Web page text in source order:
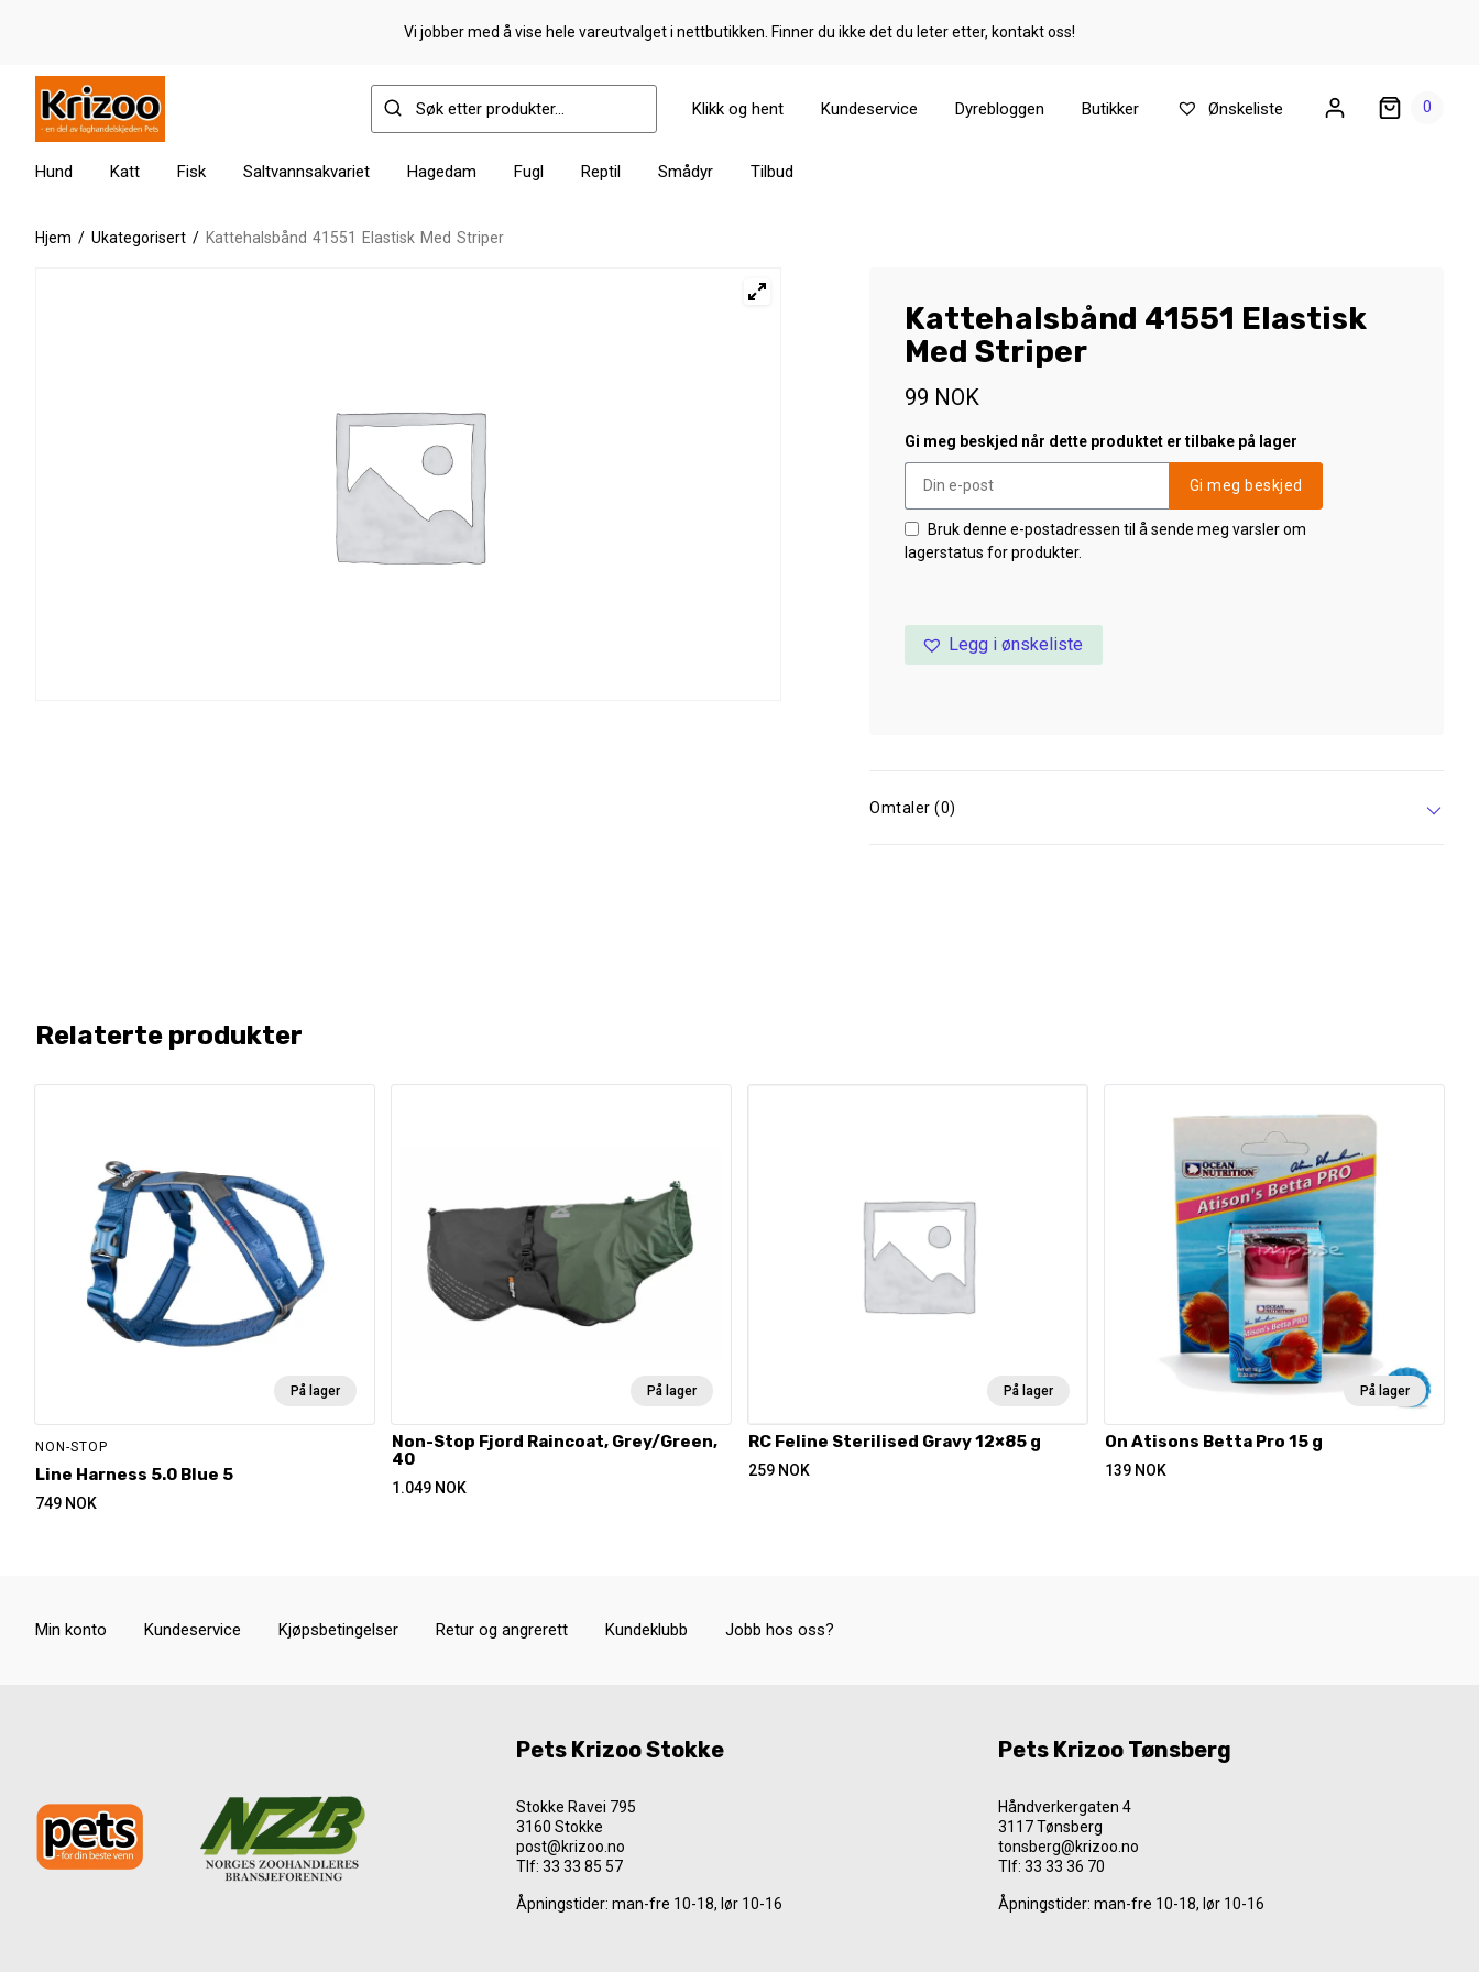
Vi jobber med å vise hele vareutvalget i nettbutikken. Finner du ikke det du leter etter, kontakt oss!
0
Klikk og hent Kundeservice Dyrebloggen Butikker Ønskeliste
Hund Katt Fisk Saltvannsakvariet Hagedam Fugl Reptil Smådyr Tilbud
Hjem / Ukategorisert / Kattehalsbånd 41551 Elastisk Med Striper
Kattehalsbånd 41551 Elastisk
Med Striper
99 NOK
Gi meg beskjed når dette produktet er tilbake på lager
Gi meg beskjed
Bruk denne e-postadressen til å sende meg varsler om
lagerstatus for produkter.
Legg i ønskeliste
Omtaler (0)
Relaterte produkter
På lager
NON-STOP
Line Harness 5.0 Blue 5
749 NOK
På lager
Non-Stop Fjord Raincoat, Grey/Green,
40
1.049 NOK
På lager
RC Feline Sterilised Gravy 12×85 g
259 NOK
På lager
On Atisons Betta Pro 15 g
139 NOK
Min konto Kundeservice Kjøpsbetingelser Retur og angrerett Kundeklubb Jobb hos oss?
Pets Krizoo Stokke
Stokke Ravei 795
3160 Stokke
post@krizoo.no
Tlf:33 33 85 57
Åpningstider: man-fre 10-18, lør 10-16
Pets Krizoo Tønsberg
Håndverkergaten 4
3117 Tønsberg
tonsberg@krizoo.no
Tlf: 33 33 36 70
Åpningstider: man-fre 10-18, lør 10-16